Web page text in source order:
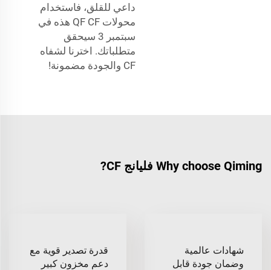
داعي للقلق، فاستخدام
محولات QF CF هذه في
سبتمبر 3 سيحقق
متطلباتك. اخترنا لشفاه
CF والجودة مضمونة!
Why choose Qiming فليانج CF?
شهادات عالمية
وضمان جودة قابل
قدرة تصدير قوية مع
دعم مخزون كبير